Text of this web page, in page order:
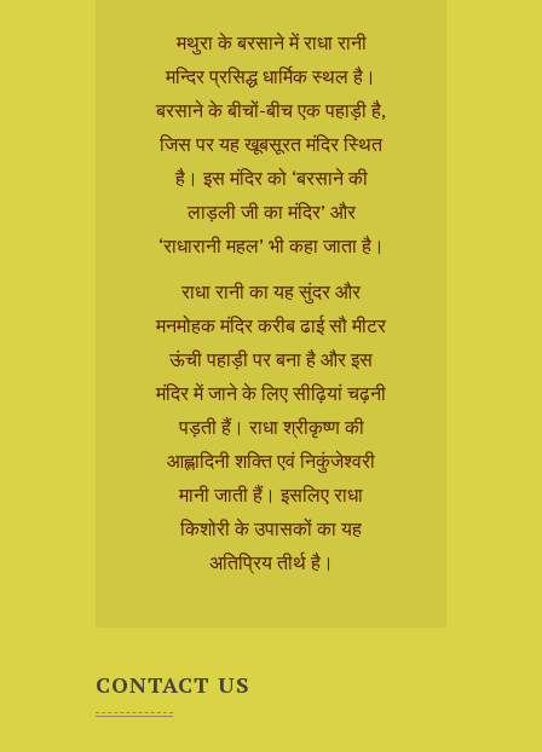
मथुरा के बरसाने में राधा रानी
मन्दिर प्रसिद्ध धार्मिक स्थल है।
बरसाने के बीचों-बीच एक पहाड़ी है,
जिस पर यह खूबसूरत मंदिर स्थित
है। इस मंदिर को ‘बरसाने की
लाड़ली जी का मंदिर’ और
‘राधारानी महल’ भी कहा जाता है।
राधा रानी का यह सुंदर और
मनमोहक मंदिर करीब ढाई सौ मीटर
ऊंची पहाड़ी पर बना है और इस
मंदिर में जाने के लिए सीढ़ियां चढ़नी
पड़ती हैं। राधा श्रीकृष्ण की
आह्लादिनी शक्ति एवं निकुंजेश्वरी
मानी जाती हैं। इसलिए राधा
किशोरी के उपासकों का यह
अतिप्रिय तीर्थ है।
CONTACT US